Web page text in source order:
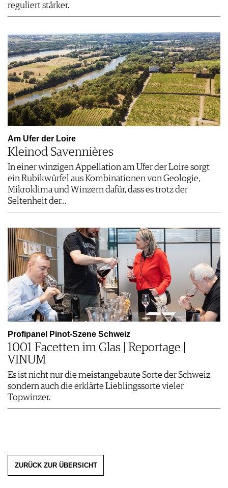
reguliert stärker.
Am Ufer der Loire
Kleinod Savennières
In einer winzigen Appellation am Ufer der Loire sorgt
ein Rubikwürfel aus Kombinationen von Geologie,
Mikroklima und Winzern dafür, dass es trotz der
Seltenheit der…
Profipanel Pinot-Szene Schweiz
1001 Facetten im Glas | Reportage |
VINUM
Es ist nicht nur die meistangebaute Sorte der Schweiz,
sondern auch die erklärte Lieblingssorte vieler
Topwinzer.
ZURÜCK ZUR ÜBERSICHT